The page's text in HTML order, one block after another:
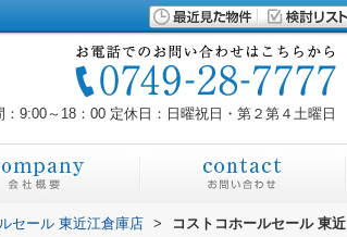
：9:00～18：00 定休日：日曜祝日・第２第４土曜日
セール 東近江倉庫店 >
コストコホールセール 東近